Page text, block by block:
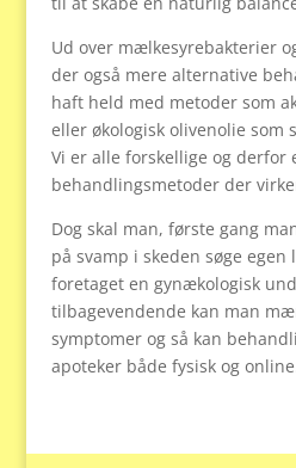
Ud over mælkesyrebakterier
der også mere alternative
haft held med metoder som
eller økologisk olivenolie som
Vi er alle forskellige og derfor
behandlingsmetoder der
Dog skal man, første gang
på svamp i skeden søge
foretaget en gynækologisk
tilbagevendende kan man
symptomer og så kan
apoteker både fysisk og